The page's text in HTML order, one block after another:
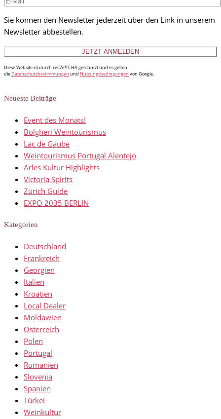
Sie können den Newsletter jederzeit über den Link in unserem
Newsletter abbestellen.
Diese Website ist durch reCAPTCHA geschützt und es gelten
die Datenschutzbestimmungen und Nutzungsbedingungen von Google.
Neueste Beiträge
Event des Monats!
Bolgheri Weintourismus
Lac de Gaube
Weintourismus Portugal Alentejo
Arles Kultur Highlights
Victoria Spirits
Zürich Guide
EXPO 2035 BERLIN
Kategorien
Deutschland
Frankreich
Georgien
Italien
Kroatien
Local Dealer
Moldawien
Österreich
Polen
Portugal
Rumänien
Slovenia
Spanien
Türkei
Weinkultur